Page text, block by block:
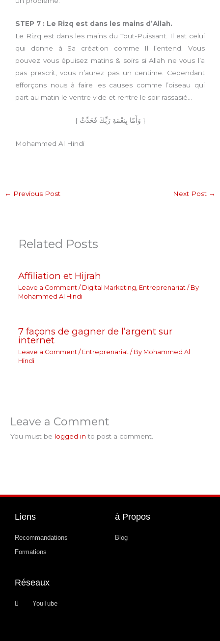
STEP 7 : Le Rizq est dans les mains d’Allah.
Le Rizq est dans les mains du Tout-Puissant. Il est celui
qui donne à Sa création comme Il l’entend. Vous
pouvez vous épuisez matins & soirs si Allah ne vous l’a
pas prescrit, vous n’aurez pas un centime. Cependant
efforçons nous à faire les causes comme l’oiseau qui
part au matin le ventre vide et rentre le soir rassasié…
{ وَأَمّا بِنِعْمَةِ رَبِّكَ فَحَدِّثْ }
Mohammed Al Hindi
← Previous Post Next Post →
Related Posts
Affiliation et Hijrah
Leave a Comment / Digital Marketing, Entreprenariat/ By
Mohammed Al Hindi
7 façons de gagner de l’argent sur
internet
Leave a Comment / Entreprenariat/ By Mohammed Al
Hindi
Leave a Comment
You must be logged in to post a comment.
Liens
Recommandations
Formations
à Propos
Blog
Réseaux
YouTube